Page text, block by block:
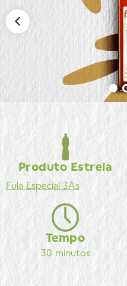
Produto Estrela
Fula Especial 3Ás
Tempo
30 minutos